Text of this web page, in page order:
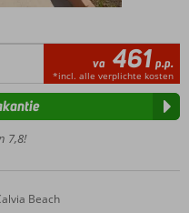
va 461 p.p.
*incl. alle verplichte kosten
7,8!
Beach